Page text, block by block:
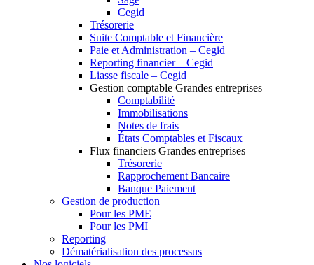
Cegid
Trésorerie
Suite Comptable et Financière
Paie et Administration – Cegid
Reporting financier – Cegid
Liasse fiscale – Cegid
Gestion comptable Grandes entreprises
Comptabilité
Immobilisations
Notes de frais
États Comptables et Fiscaux
Flux financiers Grandes entreprises
Trésorerie
Rapprochement Bancaire
Banque Paiement
Gestion de production
Pour les PME
Pour les PMI
Reporting
Dématérialisation des processus